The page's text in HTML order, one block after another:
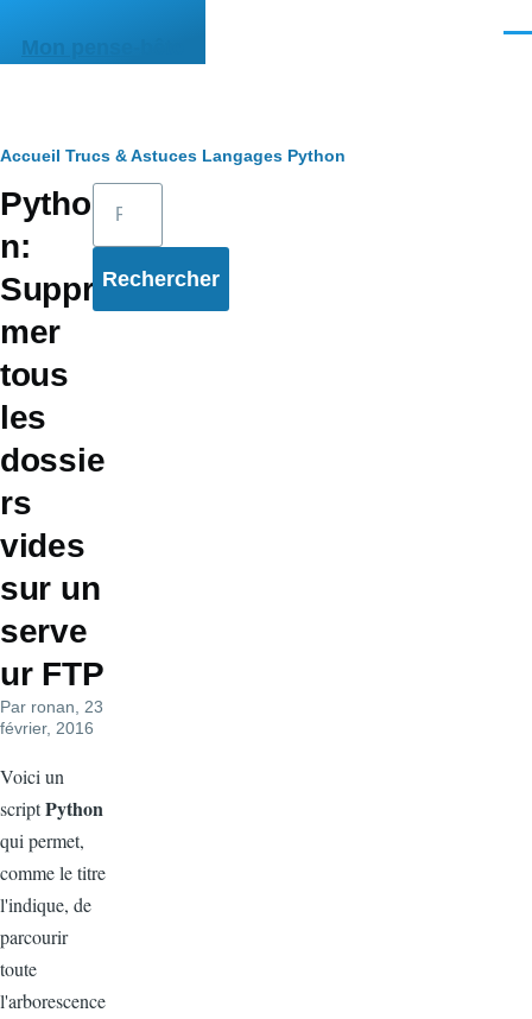
Mon pense-bête
Fil
d'Ariane
Accueil Trucs & Astuces Langages Python
Pytho
n:
Suppri
mer
tous
les
dossie
rs
vides
sur un
serve
ur FTP
Par ronan , 23
février, 2016
Voici un
scriptPython
qui permet,
comme le titre
l'indique, de
parcourir
toute
l'arborescence